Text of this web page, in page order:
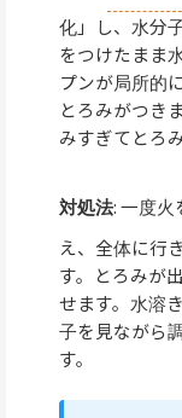
化」し、水分
をつけたまま
プンが局所的
とろみがつき
みすぎてとろ
対処法: 一度火
え、全体に行
す。とろみが
せます。水溶
子を見ながら
す。